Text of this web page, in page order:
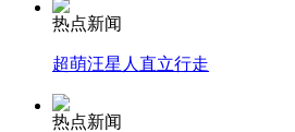
热点新闻
超萌汪星人直立行走
热点新闻